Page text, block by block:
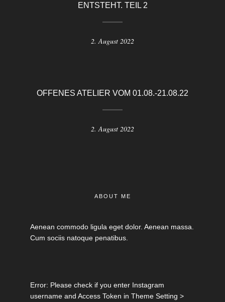
ENTSTEHT. TEIL 2
2. August 2022
OFFENES ATELIER VOM 01.08.-21.08.22
2. August 2022
ABOUT ME
Aenean commodo ligula eget dolor. Aenean massa.
Cum sociis natoque penatibus.
Error: Please check if you enter Instagram
username and Access Token in Theme Setting >